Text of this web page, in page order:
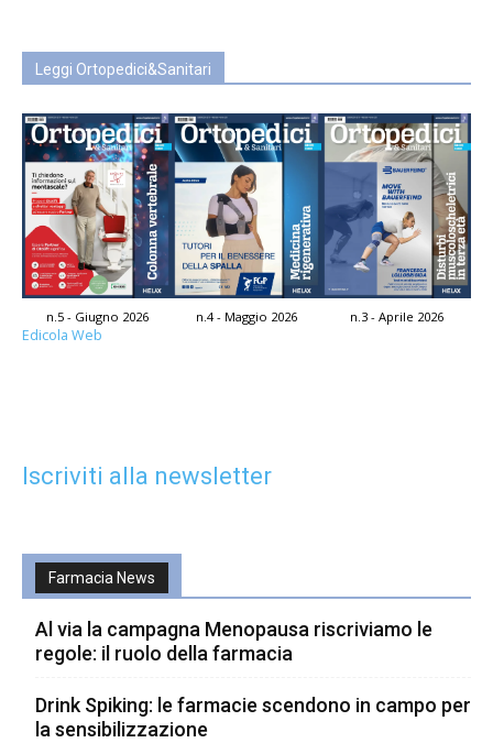
Leggi Ortopedici&Sanitari
n.5 - Giugno 2026 n.4 - Maggio 2026 n.3 - Aprile 2026
Edicola Web
Iscriviti alla newsletter
Farmacia News
Al via la campagna Menopausa riscriviamo le
regole: il ruolo della farmacia
Drink Spiking: le farmacie scendono in campo per
la sensibilizzazione